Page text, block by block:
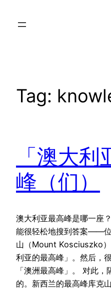
Tag:
「澳大
峰（们）
澳大利亚最高峰是哪一座
能很轻松地搜到答案——
山（Mount Kosciuszko
利亚的最高峰」。然后，
「澳洲最高峰」。 对此
的。新西兰的最高峰库克